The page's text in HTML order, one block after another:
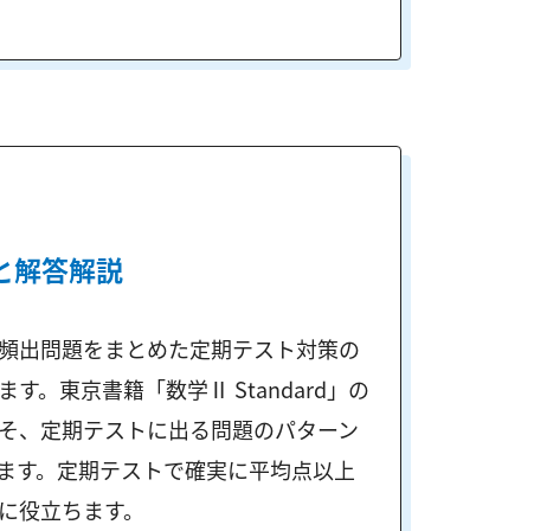
解答解説
出問題をまとめた定期テスト対策の
す。東京書籍「数学Ⅱ Standard」の
、定期テストに出る問題のパターン
す。定期テストで確実に平均点以上
役立ちます。